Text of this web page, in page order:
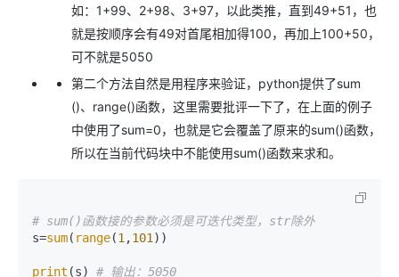
如：1+99、2+98、3+97，以此类推，直到49+51，也
就是按顺序会有49对首尾相加得100，再加上100+50，
可不就是5050
第二个方法自然是用程序来验证，python提供了sum
()、range()函数，这里需要批评一下了，在上面的例子
中使用了sum=0，也就是它会覆盖了原来的sum()函数，
所以在当前代码块中不能使用sum()函数来求和。
# sum()函数接的参数必须是可迭代类型，str除外
s=sum( range(1 ,101 ))
print (s) # 输出：5050